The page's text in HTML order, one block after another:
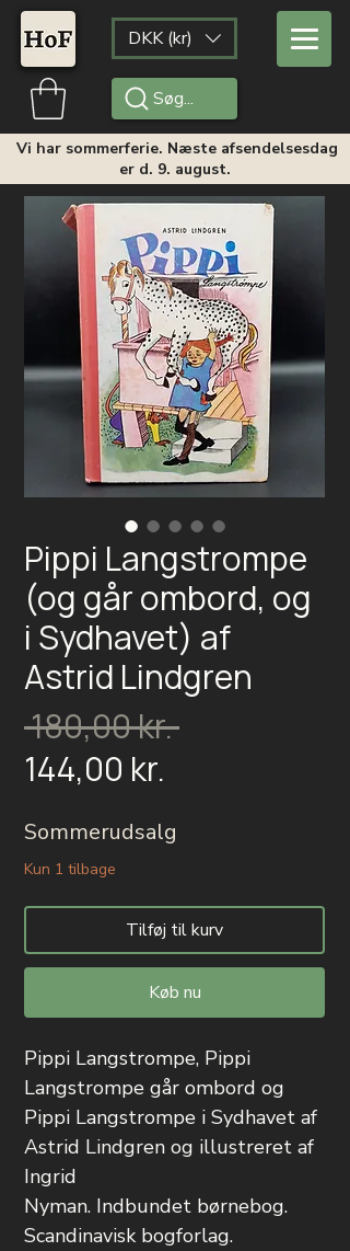
DKK (kr)
Søg...
Vi har sommerferie. Næste afsendelsesdag
er d. 9. august.
Pippi Langstrompe
(og går ombord, og
i Sydhavet) af
Astrid Lindgren
180,00 kr. Regulær
144,00 kr.
Sommerudsalg
Kun 1 tilbage
Tilføj til kurv
Køb nu
Pippi Langstrompe, Pippi
Langstrompe går ombord og
Pippi Langstrompe i Sydhavet af
Astrid Lindgren og illustreret af
Ingrid
Nyman. Indbundet børnebog.
Scandinavisk bogforlag.